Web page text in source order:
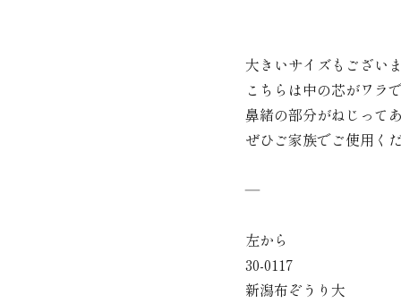
大きいサイズもござい
こちらは中の芯がワラ
鼻緒の部分がねじって
ぜひご家族でご使用く
―
左から
30-0117
新潟布ぞうり大